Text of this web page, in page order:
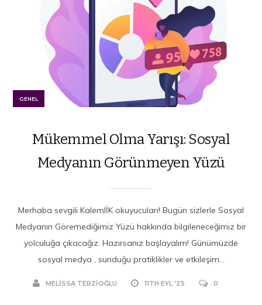
GENEL
Mükemmel Olma Yarışı: Sosyal
Medyanın Görünmeyen Yüzü
Merhaba sevgili KalemlİK okuyucuları! Bugün sizlerle Sosyal
Medyanın Göremediğimiz Yüzü hakkında bilgileneceğimiz bir
yolculuğa çıkacağız. Hazırsanız başlayalım! Günümüzde
sosyal medya , sunduğu pratiklikler ve etkileşim...
MELISSA TERZIOĞLU 11TH EYL '25 0